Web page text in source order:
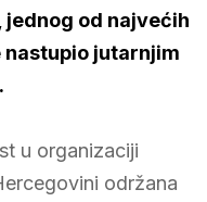
jednog od najvećih
nastupio jutarnjim
u organizaciji
održana